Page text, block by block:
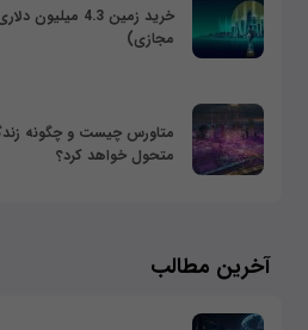
خرید زمین 4.3
مجازی)
متاورس چیست و چگونه
متحول خواهد کرد؟
آخرین مطالب